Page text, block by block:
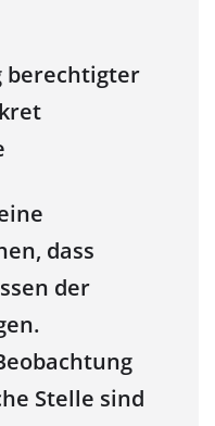
berechtigter
dass
der
Stelle sind